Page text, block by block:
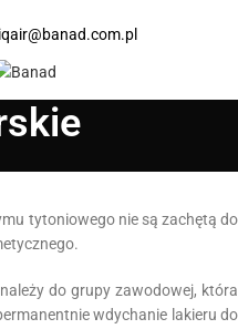
iqair@banad.com.pl
tytoniowego nie są zachętą do
do grupy zawodowej, która
wdychanie lakieru do